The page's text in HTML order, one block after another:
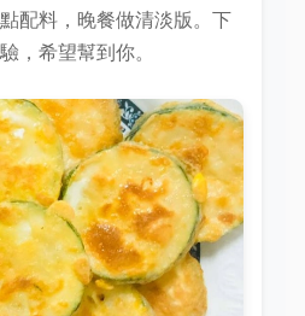
配料，晚餐做清淡版。下
，希望幫到你。